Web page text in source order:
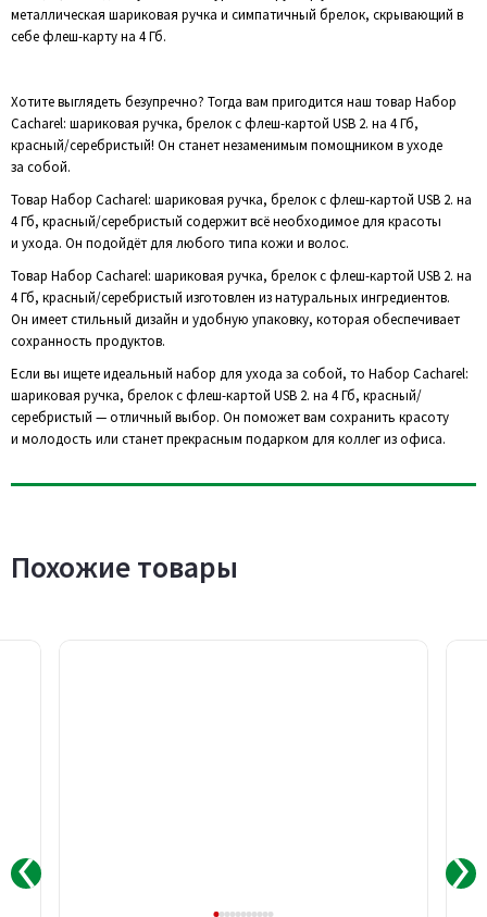
металлическая шариковая ручка и симпатичный брелок, скрывающий в
себе флеш-карту на 4 Гб.
Хотите выглядеть безупречно? Тогда вам пригодится наш товар Набор
Cacharel: шариковая ручка, брелок с флеш-картой USB 2. на 4 Гб,
красный/серебристый! Он станет незаменимым помощником в уходе
за собой.
Товар Набор Cacharel: шариковая ручка, брелок с флеш-картой USB 2. на
4 Гб, красный/серебристый содержит всё необходимое для красоты
и ухода. Он подойдёт для любого типа кожи и волос.
Товар Набор Cacharel: шариковая ручка, брелок с флеш-картой USB 2. на
4 Гб, красный/серебристый изготовлен из натуральных ингредиентов.
Он имеет стильный дизайн и удобную упаковку, которая обеспечивает
сохранность продуктов.
Если вы ищете идеальный набор для ухода за собой, то Набор Cacharel:
шариковая ручка, брелок с флеш-картой USB 2. на 4 Гб, красный/
серебристый — отличный выбор. Он поможет вам сохранить красоту
и молодость или станет прекрасным подарком для коллег из офиса.
Похожие товары